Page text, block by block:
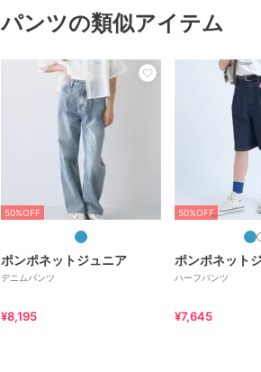
パンツの類似アイテム
50%OFF
ポンポネットジュニア
デニムパンツ
¥8,195
50%OFF
ポンポネット
ハーフパンツ
¥7,645